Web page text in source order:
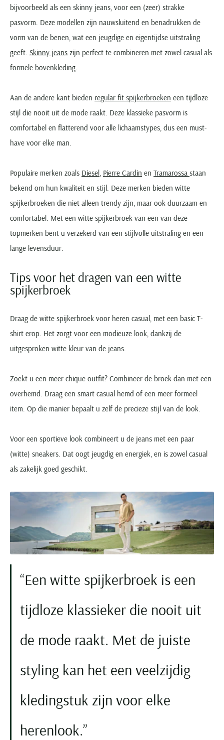
bijvoorbeeld als een skinny jeans, voor een (zeer) strakke
pasvorm. Deze modellen zijn nauwsluitend en benadrukken de
vorm van de benen, wat een jeugdige en eigentijdse uitstraling
geeft. Skinny jeans zijn perfect te combineren met zowel casual als
formele bovenkleding.
Aan de andere kant bieden regular fit spijkerbroeken een tijdloze
stijl die nooit uit de mode raakt. Deze klassieke pasvorm is
comfortabel en flatterend voor alle lichaamstypes, dus een must-
have voor elke man.
Populaire merken zoals Diesel Pierre Cardin en Tramarossa staan
bekend om hun kwaliteit en stijl. Deze merken bieden witte
spijkerbroeken die niet alleen trendy zijn, maar ook duurzaam en
comfortabel. Met een witte spijkerbroek van een van deze
topmerken bent u verzekerd van een stijlvolle uitstraling en een
lange levensduur.
Tips voor het dragen van een witte
spijkerbroek
Draag de witte spijkerbroek voor heren casual, met een basic T-
shirt erop. Het zorgt voor een modieuze look, dankzij de
uitgesproken witte kleur van de jeans.
Zoekt u een meer chique outfit? Combineer de broek dan met een
overhemd. Draag een smart casual hemd of een meer formeel
item. Op die manier bepaalt u zelf de precieze stijl van de look.
Voor een sportieve look combineert u de jeans met een paar
(witte) sneakers. Dat oogt jeugdig en energiek, en is zowel casual
als zakelijk goed geschikt.
Een witte spijkerbroek is een
tijdloze klassieker die nooit uit
de mode raakt. Met de juiste
styling kan het een veelzijdig
kledingstuk zijn voor elke
herenlook.